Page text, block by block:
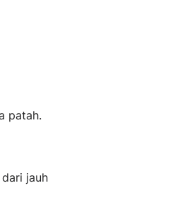
patah.
jauh